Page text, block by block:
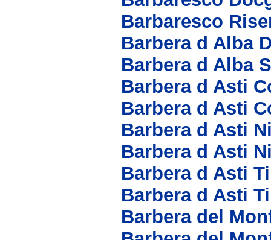
Barbaresco
Barbera d Alba
Barbera d Alba
Barbera d Asti
Barbera d Asti
Barbera d Asti
Barbera d Asti
Barbera d Asti
Barbera d Asti
Barbera del